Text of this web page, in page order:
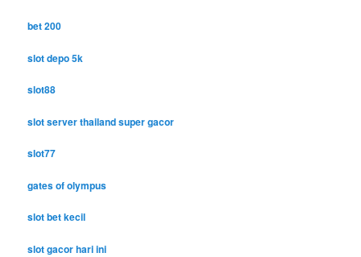
bet 200
slot depo 5k
slot88
slot server thailand super gacor
slot77
gates of olympus
slot bet kecil
slot gacor hari ini